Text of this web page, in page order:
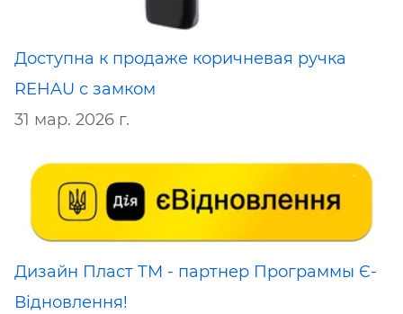
Доступна к продаже коричневая ручка
REHAU с замком
31 мар. 2026 г.
Дизайн Пласт ТМ - партнер Программы Є-
Відновлення!